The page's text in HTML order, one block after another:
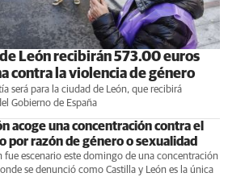
León recibirán 573.00 euros
contra la violencia de género
será para la ciudad de León, que recibirá
Gobierno de España
acoge una concentración contra el
por razón de género o sexualidad
fue escenario este domingo de una concentración
se denunció como Castilla y León es la única